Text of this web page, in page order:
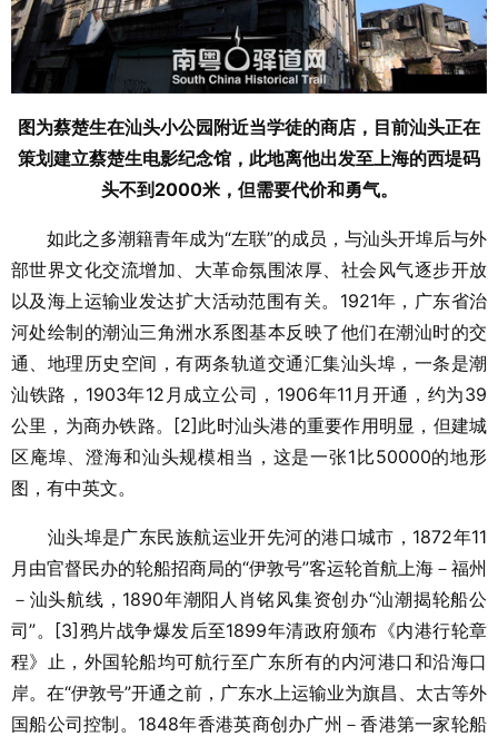
图为蔡楚生在汕头小公园附近当学徒的商店，目前汕头正在
策划建立蔡楚生电影纪念馆，此地离他出发至上海的西堤码
头不到2000米，但需要代价和勇气。
如此之多潮籍青年成为“左联”的成员，与汕头开埠后与外
部世界文化交流增加、大革命氛围浓厚、社会风气逐步开放
以及海上运输业发达扩大活动范围有关。1921年，广东省治
河处绘制的潮汕三角洲水系图基本反映了他们在潮汕时的交
通、地理历史空间，有两条轨道交通汇集汕头埠，一条是潮
汕铁路，1903年12月成立公司，1906年11月开通，约为39
公里，为商办铁路。[2]此时汕头港的重要作用明显，但建城
区庵埠、澄海和汕头规模相当，这是一张1比50000的地形
图，有中英文。
汕头埠是广东民族航运业开先河的港口城市，1872年11
月由官督民办的轮船招商局的“伊敦号”客运轮首航上海－福州
－汕头航线，1890年潮阳人肖铭风集资创办“汕潮揭轮船公
司”。[3]鸦片战争爆发后至1899年清政府颁布《内港行轮章
程》止，外国轮船均可航行至广东所有的内河港口和沿海口
岸。在“伊敦号”开通之前，广东水上运输业为旗昌、太古等外
国船公司控制。1848年香港英商创办广州－香港第一家轮船